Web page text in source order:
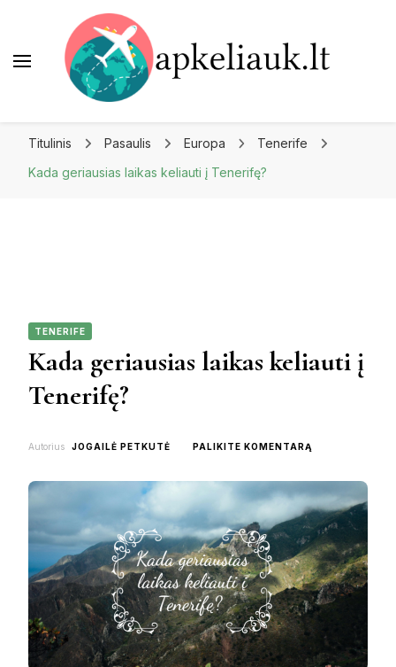
Titulinis Pasaulis Europa
Tenerife
Kada geriausias laikas keliauti į Tenerifę?
TENERIFE
Kada geriausias laikas keliauti į
Tenerifę?
Autorius JOGAILĖ PETKUTĖ PALIKITE KOMENTARĄ
LAIKAS
KELIAUTI
TENERIFĘ?